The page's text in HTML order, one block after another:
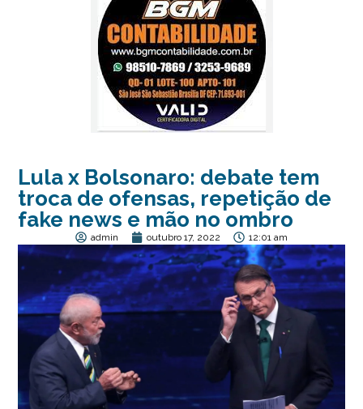
Lula x Bolsonaro: debate tem
troca de ofensas, repetição de
fake news e mão no ombro
admin outubro 17, 2022 12:01 am